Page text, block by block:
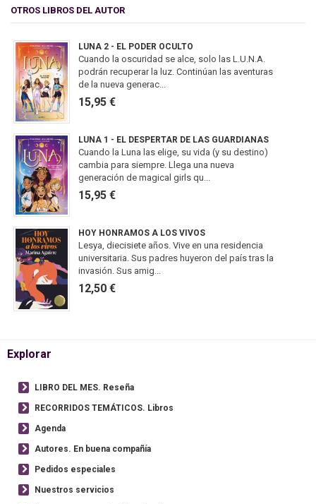
OTROS LIBROS DEL AUTOR
LUNA 2 - EL PODER OCULTO
Cuando la oscuridad se alce, solo las L.U.N.A.
podrán recuperar la luz. Continúan las aventuras
de la nueva generac...
15,95 €
LUNA 1 - EL DESPERTAR DE LAS GUARDIANAS
Cuando la Luna las elige, su vida (y su destino)
cambia para siempre. Llega una nueva
generación de magical girls qu...
15,95 €
HOY HONRAMOS A LOS VIVOS
Lesya, diecisiete años. Vive en una residencia
universitaria. Sus padres huyeron del país tras la
invasión. Sus amig...
12,50 €
Explorar
LIBRO DEL MES. Reseña
RECORRIDOS TEMÁTICOS. Libros
Agenda
Autores. En buena compañía
Pedidos especiales
Nuestros servicios